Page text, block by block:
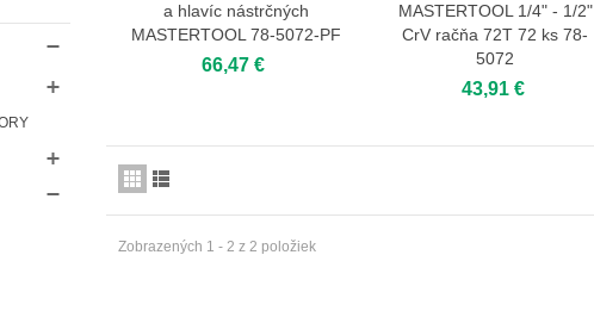
a hlavíc nástrčných
MASTERTOOL 78-5072-PF
66,47 €
MASTERTOOL 1/4" - 1/2"
CrV račňa 72Т 72 ks 78-
5072
43,91 €
Zobrazených 1 - 2 z 2 položiek